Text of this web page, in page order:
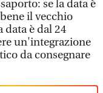
se la data è
il vecchio
data è dal 24
un'integrazione
da consegnare